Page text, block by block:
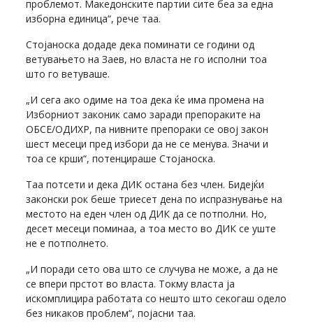
проблемот. Македонските партии сите беа за една
изборна единица“, рече таа.
Стојаноска додаде дека поминати се години од
ветувањето на Заев, но власта не го исполни тоа
што го ветуваше.
„И сега ако одиме на тоа дека ќе има промена на
Изборниот законик само заради препораките на
ОБСЕ/ОДИХР, па нивните препораки се овој закон
шест месеци пред избори да не се менува. Значи и
тоа се крши“, потенцираше Стојаноска.
Таа потсети и дека ДИК остана без член. Бидејќи
законски рок беше триесет дена по испразнување на
местото на еден член од ДИК да се потполни. Но,
десет месеци поминаа, а тоа место во ДИК се уште
не е потполнето.
„И поради сето ова што се случува не може, а да не
се впери прстот во власта. Токму власта ја
искомплицира работата со нешто што секогаш одело
без никаков проблем“, појасни таа.